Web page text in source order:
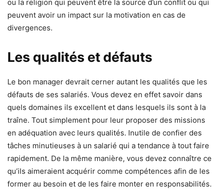
ou la religion qui peuvent être la source d’un conflit ou qui
peuvent avoir un impact sur la motivation en cas de
divergences.
Les qualités et défauts
Le bon manager devrait cerner autant les qualités que les
défauts de ses salariés. Vous devez en effet savoir dans
quels domaines ils excellent et dans lesquels ils sont à la
traîne. Tout simplement pour leur proposer des missions
en adéquation avec leurs qualités. Inutile de confier des
tâches minutieuses à un salarié qui a tendance à tout faire
rapidement. De la même manière, vous devez connaître ce
qu’ils aimeraient acquérir comme compétences afin de les
former au besoin et de les faire monter en responsabilités.